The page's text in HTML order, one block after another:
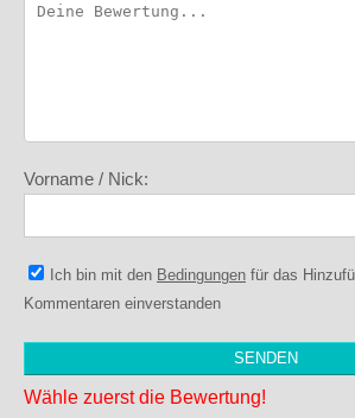
Vorname / Nick:
Ich bin mit den Bedingungen für das
Kommentaren einverstanden
Wähle zuerst die Bewertung!